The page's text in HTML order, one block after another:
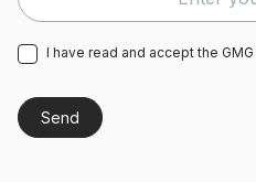
I have read and accept the GMG